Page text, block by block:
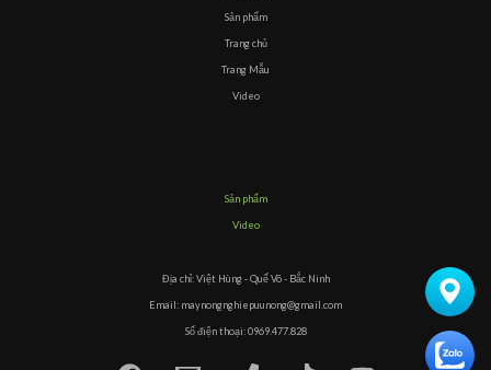
Sản phẩm
Trang chủ
Trang Mẫu
Video
Sản phẩm
Video
Địa chỉ: Việt Hùng - Quế Võ - Bắc Ninh
Email: maynongnghiepuunong@gmail.com
Số điện thoại: 0969.477.828